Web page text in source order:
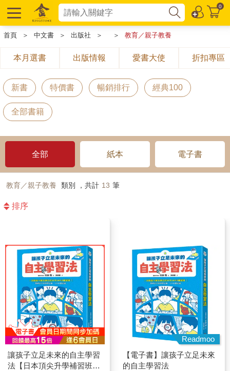
0
首頁 ＞ 中文書 ＞ 出版社 ＞ ＞ 教育／親子教養
本月選書 出版情報 愛書大使 折扣專區
新書 特價書 暢銷排行 經典100
全部書籍
全部 紙本 電子書
教育／親子教養 類別 ，共計 13 筆
排序
讓孩子立足未來的自主學習
法【日本頂尖升學補習班的
Readmoo
【電子書】讓孩子立足未來
的自主學習法